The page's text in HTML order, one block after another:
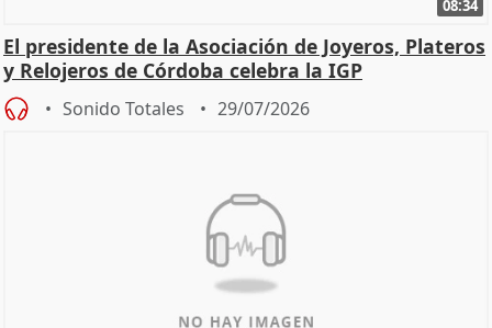
08:34
El presidente de la Asociación de Joyeros, Plateros
y Relojeros de Córdoba celebra la IGP
Sonido Totales 29/07/2026